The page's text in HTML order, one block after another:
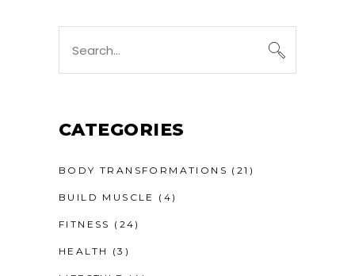
CATEGORIES
BODY TRANSFORMATIONS (21)
BUILD MUSCLE (4)
FITNESS (24)
HEALTH (3)